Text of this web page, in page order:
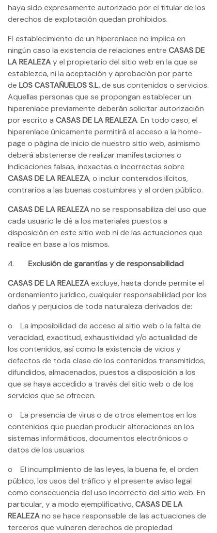
haya sido expresamente autorizado por el titular de los
derechos de explotación quedan prohibidos.
El establecimiento de un hiperenlace no implica en
ningún caso la existencia de relaciones entre CASAS DE
LA REALEZAy el propietario del sitio web en la que se
establezca, ni la aceptación y aprobación por parte
de LOS CASTAÑUELOS S.L.de sus contenidos o servicios.
Aquellas personas que se propongan establecer un
hiperenlace previamente deberán solicitar autorización
por escrito a CASAS DE LA REALEZA. En todo caso, el
hiperenlace únicamente permitirá el acceso a la home-
page o página de inicio de nuestro sitio web, asimismo
deberá abstenerse de realizar manifestaciones o
indicaciones falsas, inexactas o incorrectas sobre
CASAS DE LA REALEZA, o incluir contenidos ilícitos,
contrarios a las buenas costumbres y al orden público.
CASAS DE LA REALEZAno se responsabiliza del uso que
cada usuario le dé a los materiales puestos a
disposición en este sitio web ni de las actuaciones que
realice en base a los mismos.
4. Exclusión de garantías y de responsabilidad
CASAS DE LA REALEZAexcluye, hasta donde permite el
ordenamiento jurídico, cualquier responsabilidad por los
daños y perjuicios de toda naturaleza derivados de:
o La imposibilidad de acceso al sitio web o la falta de
veracidad, exactitud, exhaustividad y/o actualidad de
los contenidos, así como la existencia de vicios y
defectos de toda clase de los contenidos transmitidos,
difundidos, almacenados, puestos a disposición a los
que se haya accedido a través del sitio web o de los
servicios que se ofrecen.
o La presencia de virus o de otros elementos en los
contenidos que puedan producir alteraciones en los
sistemas informáticos, documentos electrónicos o
datos de los usuarios.
o El incumplimiento de las leyes, la buena fe, el orden
público, los usos del tráfico y el presente aviso legal
como consecuencia del uso incorrecto del sitio web. En
particular, y a modo ejemplificativo,CASAS DE LA
REALEZAno se hace responsable de las actuaciones de
terceros que vulneren derechos de propiedad